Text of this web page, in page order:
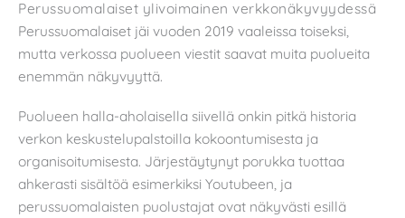
Perussuomalaiset ylivoimainen verkkonäkyvyydessä
Perussuomalaiset jäi vuoden 2019 vaaleissa toiseksi,
mutta verkossa puolueen viestit saavat muita puolueita
enemmän näkyvyyttä.
Puolueen halla-aholaisella siivellä onkin pitkä historia
verkon keskustelupalstoilla kokoontumisesta ja
organisoitumisesta. Järjestäytynyt porukka tuottaa
ahkerasti sisältöä esimerkiksi Youtubeen, ja
perussuomalaisten puolustajat ovat näkyvästi esillä